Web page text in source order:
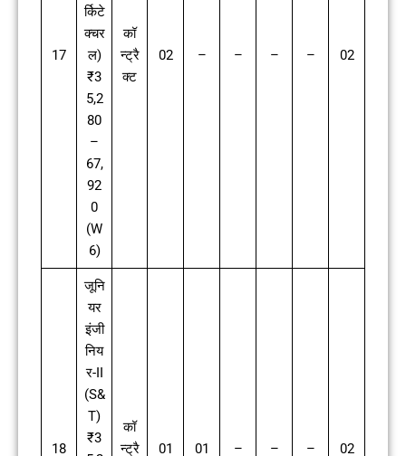
17
र्किटे
क्चर
ल)
₹3
5,2
80
–
67,
92
0
(W
6)
कॉ
न्ट्रै
क्ट
02 – – – – 02
18
जूनि
यर
इंजी
निय
र-II
(S&
T)
₹3
कॉ
न्ट्रै
01 01 – – – 02